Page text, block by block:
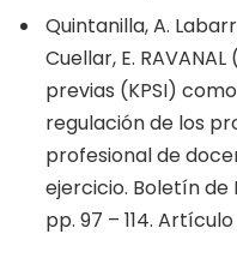
Quintanilla, A.
Cuellar, E.
previas (KPSI)
regulación de los
profesional de
ejercicio. Boletín de
pp. 97 – 114.